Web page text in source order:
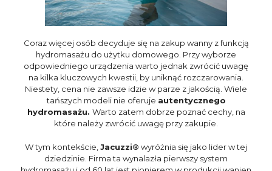
Coraz więcej osób decyduje się na zakup wanny z funkcją
hydromasażu do użytku domowego. Przy wyborze
odpowiedniego urządzenia warto jednak zwrócić uwagę
na kilka kluczowych kwestii, by uniknąć rozczarowania.
Niestety, cena nie zawsze idzie w parze z jakością. Wiele
tańszych modeli nie oferuje autentycznego
hydromasażu. Warto zatem dobrze poznać cechy, na
które należy zwrócić uwagę przy zakupie.
W tym kontekście, Jacuzzi® wyróżnia się jako lider w tej
dziedzinie. Firma ta wynalazła pierwszy system